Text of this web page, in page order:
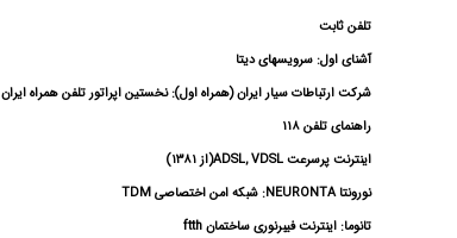
تلفن ثابت
آشنای اول: سرویسهای دیتا
شرکت ارتباطات سیار ایران (همراه اول): نخستین اپراتور تلفن همراه ایران
راهنمای تلفن ۱۱۸
اینترنت پرسرعت ADSL, VDSL(از ۱۳۸۱)
نورونتا NEURONTA: شبکه امن اختصاصی TDM
تانوما: اینترنت فیبرنوری ساختمان ftth